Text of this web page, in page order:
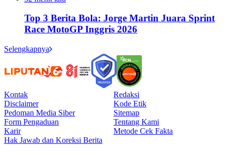
Top 3 Berita Bola: Jorge Martin Juara Sprint
Race MotoGP Inggris 2026
Selengkapnya
Kontak
Redaksi
Disclaimer
Kode Etik
Pedoman Media Siber
Sitemap
Form Pengaduan
Tentang Kami
Karir
Metode Cek Fakta
Hak Jawab dan Koreksi Berita